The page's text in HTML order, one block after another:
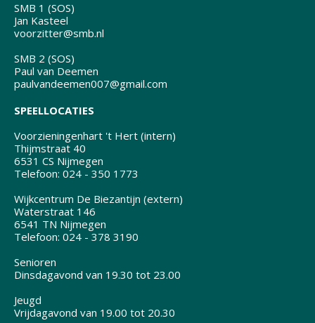
SMB 1 (SOS)
Jan Kasteel
voorzitter@smb.nl
SMB 2 (SOS)
Paul van Deemen
paulvandeemen007@gmail.com
SPEELLOCATIES
Voorzieningenhart 't Hert (intern)
Thijmstraat 40
6531 CS Nijmegen
Telefoon: 024 - 350 1773
Wijkcentrum De Biezantijn (extern)
Waterstraat 146
6541 TN Nijmegen
Telefoon: 024 - 378 3190
Senioren
Dinsdagavond van 19.30 tot 23.00
Jeugd
Vrijdagavond van 19.00 tot 20.30